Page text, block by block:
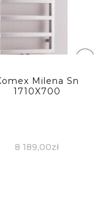
Milena Sn
1710X700
8 189,00zł